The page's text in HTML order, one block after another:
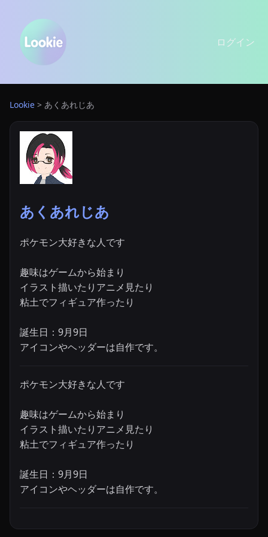
ログイン
Lookie > あくあれじあ
あくあれじあ
ポケモン大好きな人です
趣味はゲームから始まり
イラスト描いたりアニメ見たり
粘土でフィギュア作ったり
誕生日：9月9日
ポケモン大好きな人です
趣味はゲームから始まり
イラスト描いたりアニメ見たり
粘土でフィギュア作ったり
誕生日：9月9日